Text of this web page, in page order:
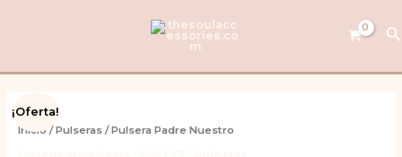
¡Oferta!
Inicio /Pulseras/ Pulsera Padre Nuestro
precio
precio
Pulsera
Padre